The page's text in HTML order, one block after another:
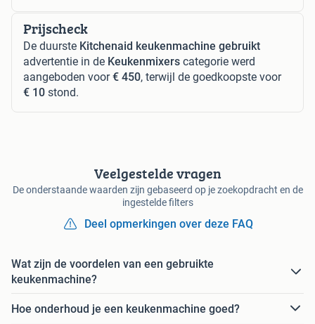
Prijscheck
De duurste Kitchenaid keukenmachine gebruikt
advertentie in de Keukenmixers categorie werd
aangeboden voor€ 450, terwijl de goedkoopste voor
€ 10 stond.
Veelgestelde vragen
De onderstaande waarden zijn gebaseerd op je zoekopdracht en de
ingestelde filters
Deel opmerkingen over deze FAQ
Wat zijn de voordelen van een gebruikte
keukenmachine?
Hoe onderhoud je een keukenmachine goed?